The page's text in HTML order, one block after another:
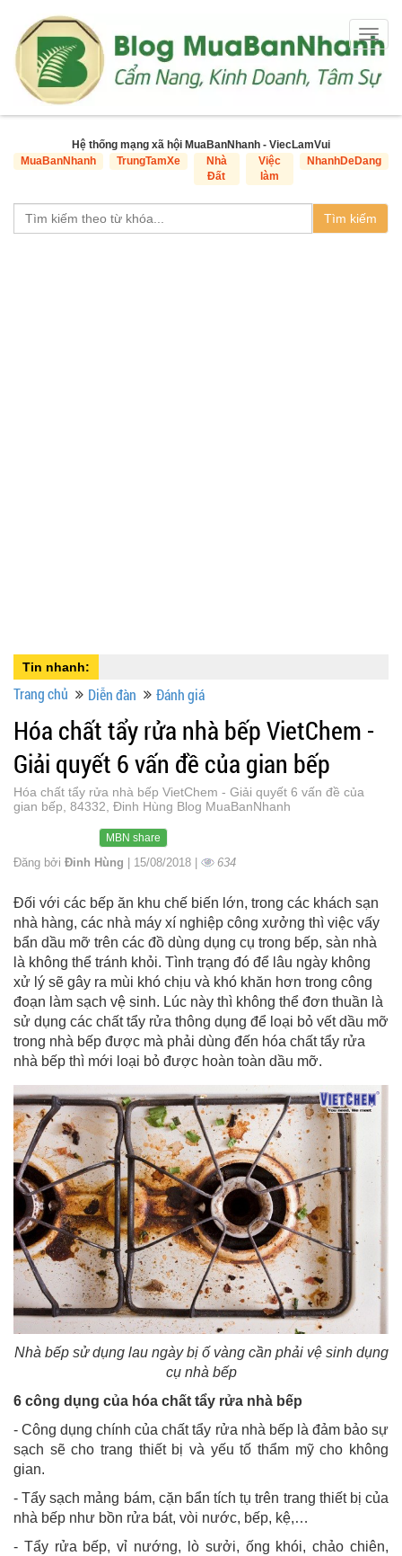
Hệ thống mạng xã hội MuaBanNhanh - ViecLamVui
MuaBanNhanh
TrungTamXe
Nhà
Đất
Việc
làm
NhanhDeDang
Tìm kiếm
Tin nhanh:
Trang chủ Diễn đàn Đánh giá
Hóa chất tẩy rửa nhà bếp VietChem -
Giải quyết 6 vấn đề của gian bếp
Hóa chất tẩy rửa nhà bếp VietChem - Giải quyết 6 vấn đề của
gian bếp, 84332, Đinh Hùng Blog MuaBanNhanh
MBN share
Đăng bởi Đinh Hùng | 15/08/2018 | 634
Đối với các bếp ăn khu chế biến lớn, trong các khách sạn
nhà hàng, các nhà máy xí nghiệp công xưởng thì việc vấy
bẩn dầu mỡ trên các đồ dùng dụng cụ trong bếp, sàn nhà
là không thể tránh khỏi. Tình trạng đó để lâu ngày không
xử lý sẽ gây ra mùi khó chịu và khó khăn hơn trong công
đoạn làm sạch vệ sinh. Lúc này thì không thể đơn thuần là
sử dụng các chất tẩy rửa thông dụng để loại bỏ vết dầu mỡ
trong nhà bếp được mà phải dùng đến hóa chất tẩy rửa
nhà bếp thì mới loại bỏ được hoàn toàn dầu mỡ.
Nhà bếp sử dụng lau ngày bị ố vàng cần phải vệ sinh dụng
cụ nhà bếp
6 công dụng của hóa chất tẩy rửa nhà bếp
- Công dụng chính của chất tẩy rửa nhà bếp là đảm bảo sự
sạch sẽ cho trang thiết bị và yếu tố thẩm mỹ cho không
gian.
- Tẩy sạch mảng bám, cặn bẩn tích tụ trên trang thiết bị của
nhà bếp như bồn rửa bát, vòi nước, bếp, kệ,…
- Tẩy rửa bếp, vỉ nướng, lò sưởi, ống khói, chảo chiên,